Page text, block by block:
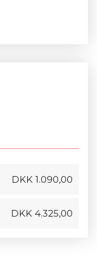
DKK 1.090,00
DKK 4.325,00